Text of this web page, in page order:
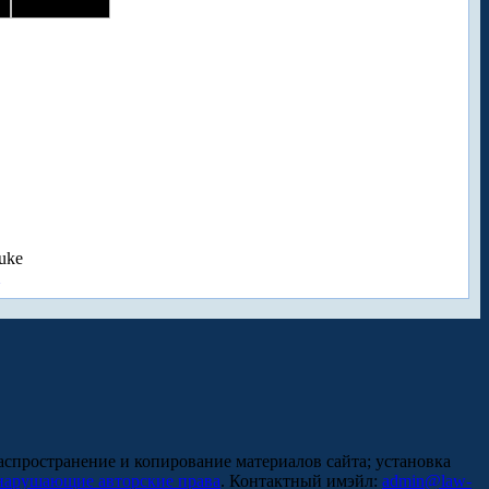
и копирование материалов сайта; установка
авторские права. Контактный имэйл: admin@law-